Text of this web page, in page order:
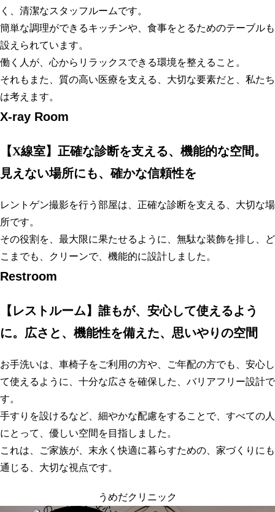
く、清潔なスタッフルームです。
簡単な調理ができるキッチンや、食事をとるためのテーブルも
設えられています。
働く人が、心からリラックスできる環境を整えること。
それもまた、質の高い医療を支える、大切な要素だと、私たち
は考えます。
X-ray Room
【X線室】正確な診断を支える、機能的な空間。
見えない場所にも、確かな信頼性を
レントゲン撮影を行う部屋は、正確な診断を支える、大切な場
所です。
その役割を、最大限に果たせるように、無駄な装飾を排し、ど
こまでも、クリーンで、機能的に設計しました。
Restroom
【レストルーム】誰もが、安心して使えるよう
に。広さと、機能性を備えた、思いやりの空間
お手洗いは、車椅子をご利用の方や、ご年配の方でも、安心し
て使えるように、十分な広さを確保した、バリアフリー設計で
す。
手すりを設けるなど、細やかな配慮をすることで、すべての人
にとって、優しい空間を目指しました。
これは、ご家族が、末永く快適に暮らすための、家づくりにも
通じる、大切な視点です。
うめだクリニック